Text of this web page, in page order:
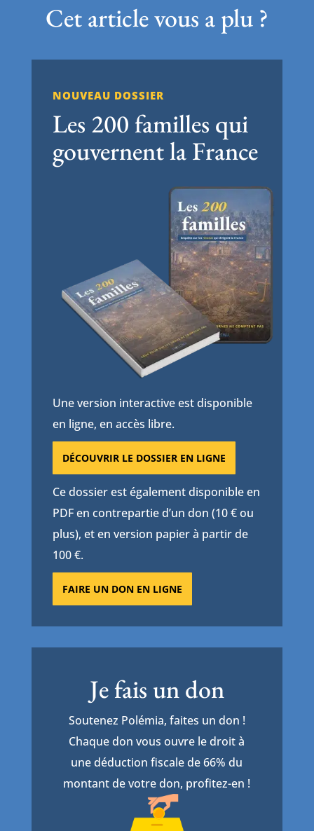
Cet article vous a plu ?
NOUVEAU DOSSIER
Les 200 familles qui
gouvernent la France
Une version interactive est disponible
en ligne, en accès libre.
DÉCOUVRIR LE DOSSIER EN LIGNE
Ce dossier est également disponible en
PDF en contrepartie d’un don (10 € ou
plus), et en version papier à partir de
100 €.
FAIRE UN DON EN LIGNE
Je fais un don
Soutenez Polémia, faites un don !
Chaque don vous ouvre le droit à
une déduction fiscale de 66% du
montant de votre don, profitez-en !